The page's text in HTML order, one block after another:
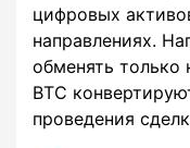
цифровых
направлениях.
обменять только
BTC
проведения